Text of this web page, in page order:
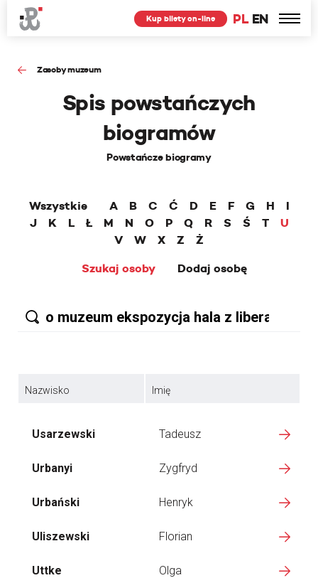
PL EN
Kup bilety on-line
Zasoby muzeum
Spis powstańczych
biogramów
Powstańcze biogramy
Wszystkie A B C Ć D E F G H
I
J
K L Ł M N O P Q R S Ś T
U
V
W X Z
Ż
Szukaj osoby
Dodaj osobę
Nazwisko Imię
Usarzewski Tadeusz
Urbanyi Zygfryd
Urbański Henryk
Uliszewski Florian
Uttke Olga